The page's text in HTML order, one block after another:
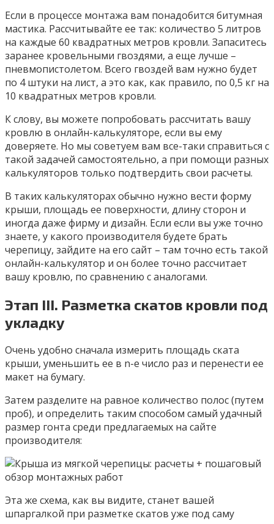
Если в процессе монтажа вам понадобится битумная
мастика. Рассчитывайте ее так: количество 5 литров
на каждые 60 квадратных метров кровли. Запаситесь
заранее кровельными гвоздями, а еще лучше –
пневмопистолетом. Всего гвоздей вам нужно будет
по 4 штуки на лист, а это как, как правило, по 0,5 кг на
10 квадратных метров кровли.
К слову, вы можете попробовать рассчитать вашу
кровлю в онлайн-калькуляторе, если вы ему
доверяете. Но мы советуем вам все-таки справиться с
такой задачей самостоятельно, а при помощи разных
калькуляторов только подтвердить свои расчеты.
В таких калькуляторах обычно нужно вести форму
крыши, площадь ее поверхности, длину сторон и
иногда даже фирму и дизайн. Если если вы уже точно
знаете, у какого производителя будете брать
черепицу, зайдите на его сайт – там точно есть такой
онлайн-калькулятор и он более точно рассчитает
вашу кровлю, по сравнению с аналогами.
Этап III. Разметка скатов кровли под
укладку
Очень удобно сначала измерить площадь ската
крыши, уменьшить ее в n-е число раз и перенести ее
макет на бумагу.
Затем разделите на равное количество полос (путем
проб), и определить таким способом самый удачный
размер гонта среди предлагаемых на сайте
производителя:
Эта же схема, как вы видите, станет вашей
шпаргалкой при разметке скатов уже под саму